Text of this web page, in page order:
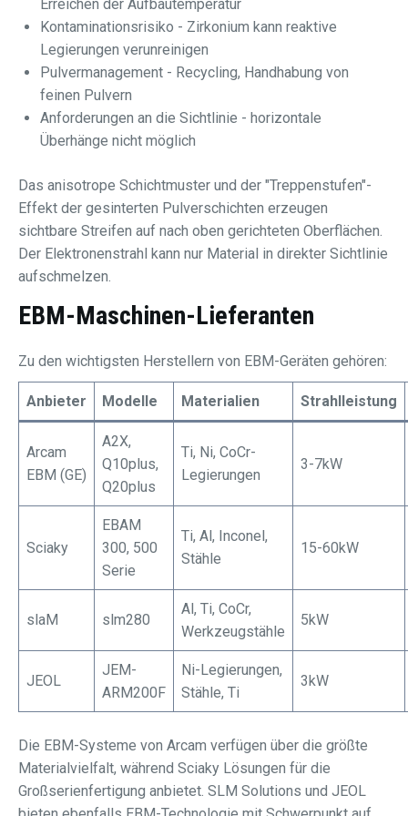
Erreichen der Aufbautemperatur
Kontaminationsrisiko - Zirkonium kann reaktive
Legierungen verunreinigen
Pulvermanagement - Recycling, Handhabung von
feinen Pulvern
Anforderungen an die Sichtlinie - horizontale
Überhänge nicht möglich
Das anisotrope Schichtmuster und der "Treppenstufen"-
Effekt der gesinterten Pulverschichten erzeugen
sichtbare Streifen auf nach oben gerichteten Oberflächen.
Der Elektronenstrahl kann nur Material in direkter Sichtlinie
aufschmelzen.
EBM-Maschinen-Lieferanten
Zu den wichtigsten Herstellern von EBM-Geräten gehören:
Anbieter Modelle Materialien Strahlleistung
Arcam
EBM (GE)
A2X,
Q10plus,
Q20plus
Ti, Ni, CoCr-
Legierungen
3-7kW
Sciaky
EBAM
300, 500
Serie
Ti, Al, Inconel,
Stähle
15-60kW
slaM slm280
Al, Ti, CoCr,
Werkzeugstähle
5kW
JEOL
JEM-
ARM200F
Ni-Legierungen,
Stähle, Ti
3kW
Die EBM-Systeme von Arcam verfügen über die größte
Materialvielfalt, während Sciaky Lösungen für die
Großserienfertigung anbietet. SLM Solutions und JEOL